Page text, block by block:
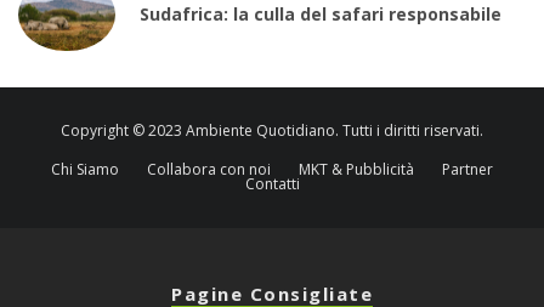
Sudafrica: la culla del safari responsabile
Copyright © 2023 Ambiente Quotidiano. Tutti i diritti riservati.
Chi Siamo
Collabora con noi MKT & Pubblicità Partner
Contatti
Pagine Consigliate